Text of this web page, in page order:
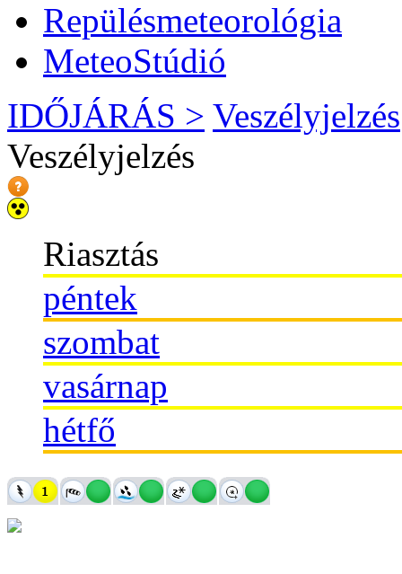
Repülésmeteorológia
MeteoStúdió
IDŐJÁRÁS > Veszélyjelzés
Veszélyjelzés
Riasztás
péntek
szombat
vasárnap
hétfő